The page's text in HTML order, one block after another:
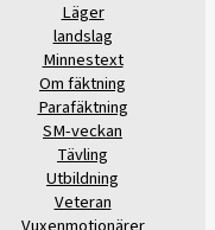
Läger
landslag
Minnestext
Om fäktning
Parafäktning
SM-veckan
Tävling
Utbildning
Veteran